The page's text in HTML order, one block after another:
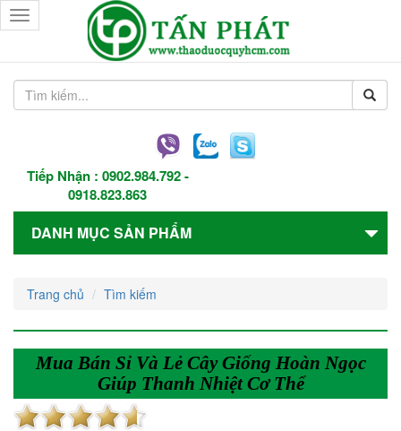
Tiếp Nhận : 0902.984.792-
0918.823.863
Toggle
navigation
DANH MỤC SẢN PHẨM
Trang chủ Tìm kiếm
Mua Bán Sỉ Và Lẻ Cây Giống Hoàn Ngọc
Giúp Thanh Nhiệt Cơ Thể